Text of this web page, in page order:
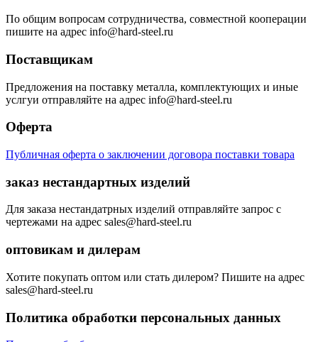
По общим вопросам сотрудничества, совместной кооперации
пишите на адрес info@hard-steel.ru
Поставщикам
Предложения на поставку металла, комплектующих и иные
услгуи отправляйте на адрес info@hard-steel.ru
Оферта
Публичная оферта о заключении договора поставки товара
заказ нестандартных изделий
Для заказа нестандатрных изделий отправляйте запрос с
чертежами на адрес sales@hard-steel.ru
оптовикам и дилерам
Хотите покупать оптом или стать дилером? Пишите на адрес
sales@hard-steel.ru
Политика обработки персональных данных